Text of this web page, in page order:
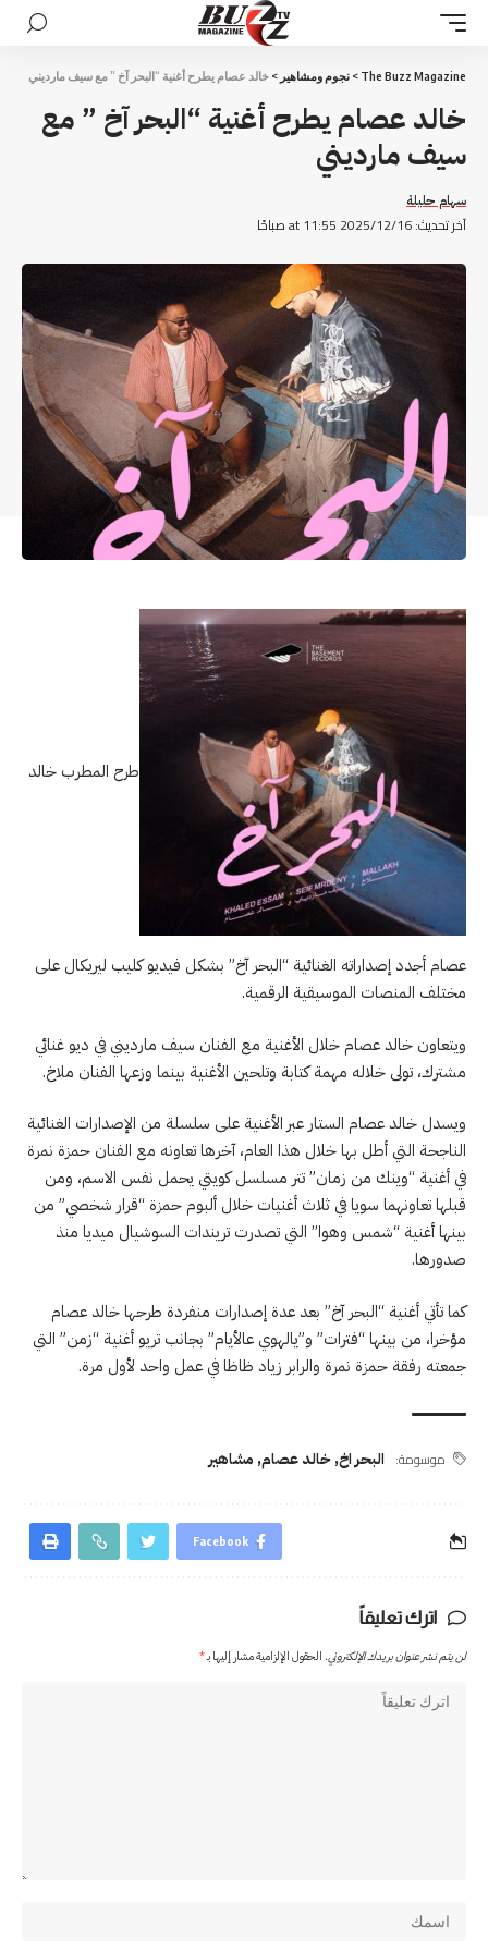
The Buzz Magazine
> نجوم ومشاهير > خالد عصام يطرح أغنية “البحر آخ ” مع سيف مارديني
خالد عصام يطرح أغنية “البحر آخ ” مع
سيف مارديني
آخر تحديث: 2025/12/16 at 11:55 صباحًا
سهام حليلة
طرح المطرب خالد
عصام أجدد إصداراته الغنائية “البحر آخ” بشكل فيديو كليب ليريكال على
مختلف المنصات الموسيقية الرقمية.
ويتعاون خالد عصام خلال الأغنية مع الفنان سيف مارديني في ديو غنائي
مشترك، تولى خلاله مهمة كتابة وتلحين الأغنية بينما وزعها الفنان ملاخ.
ويسدل خالد عصام الستار عبر الأغنية على سلسلة من الإصدارات الغنائية
الناجحة التي أطل بها خلال هذا العام، آخرها تعاونه مع الفنان حمزة نمرة
في أغنية “وينك من زمان” تتر مسلسل كويتي يحمل نفس الاسم، ومن
قبلها تعاونهما سويا في ثلاث أغنيات خلال ألبوم حمزة “قرار شخصي” من
بينها أغنية “شمس وهوا” التي تصدرت تريندات السوشيال ميديا منذ
صدورها.
كما تأتي أغنية “البحر آخ” بعد عدة إصدارات منفردة طرحها خالد عصام
مؤخرا، من بينها “فترات” و”يالهوي عالأيام” بجانب تريو أغنية “زمن” التي
جمعته رفقة حمزة نمرة والرابر زياد ظاظا في عمل واحد لأول مرة.
موسومة: البحر اخ,خالد عصام, مشاهير
Facebook
اترك تعليقاً
لن يتم نشر عنوان بريدك الإلكتروني. الحقول الإلزامية مشار إليها بـ*